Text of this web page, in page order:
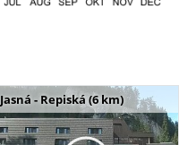
Jasná - Repiská (6 km)